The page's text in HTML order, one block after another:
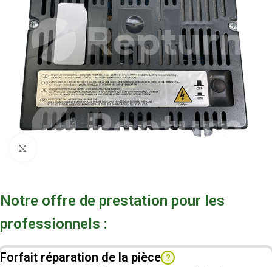
Notre offre de prestation pour les
professionnels :
Forfait réparation de la pièce ?